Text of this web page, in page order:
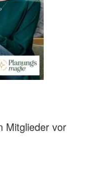
Mitglieder vor